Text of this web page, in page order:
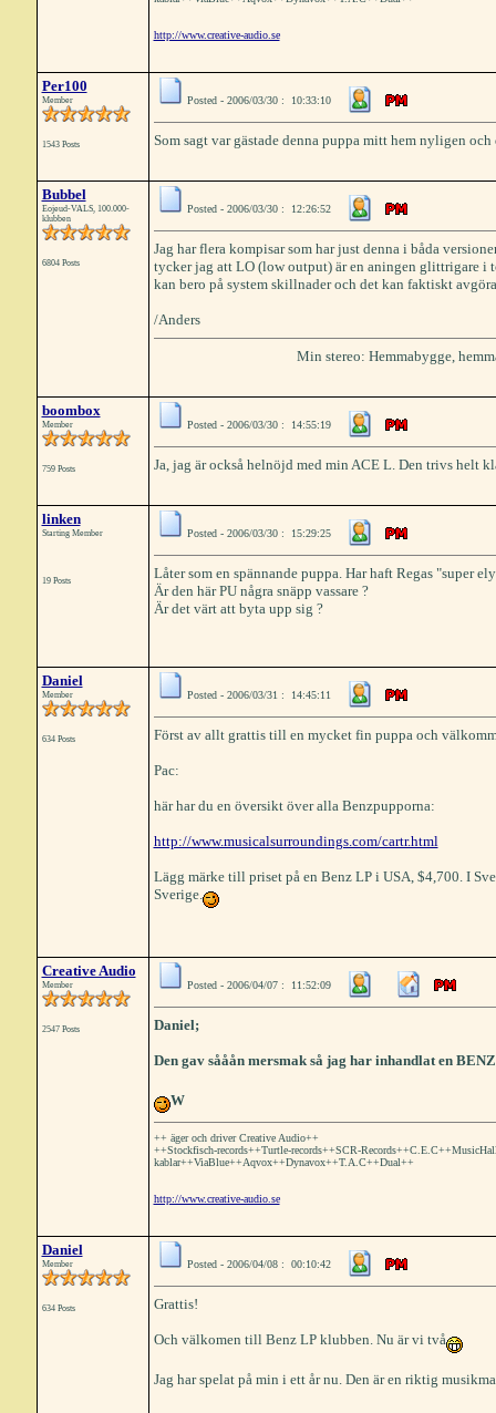
http://www.creative-audio.se
Per100
Member
1543 Posts
Posted - 2006/03/30 : 10:33:10
Som sagt var gästade denna puppa mitt hem nyligen
Bubbel
Eojeud-VALS, 100.000-
klubben
6804 Posts
Posted - 2006/03/30 : 12:26:52
Jag har flera kompisar som har just denna i båda
tycker jag att LO (low output) är en aningen glittrigare i
kan bero på system skillnader och det kan faktiskt
/Anders
Min stereo: Hemmabygge,
boombox
Member
759 Posts
Posted - 2006/03/30 : 14:55:19
Ja, jag är också helnöjd med min ACE L. Den trivs helt
linken
Starting Member
19 Posts
Posted - 2006/03/30 : 15:29:25
Låter som en spännande puppa. Har haft Regas "super
Är den här PU några snäpp vassare ?
Är det värt att byta upp sig ?
Daniel
Member
634 Posts
Posted - 2006/03/31 : 14:45:11
Först av allt grattis till en mycket fin puppa och
Pac:
här har du en översikt över alla Benzpupporna:
http://www.musicalsurroundings.com/cartr.html
Lägg märke till priset på en Benz LP i USA, $4,700. I
Sverige.
Creative Audio
Member
2547 Posts
Posted - 2006/04/07 : 11:52:09
Daniel;
Den gav sååån mersmak så jag har inhandlat en
W
++ äger och driver Creative Audio++
++Stockfisch-records++Turtle-records++SCR-
kablar++ViaBlue++Aqvox++Dynavox++T.A.C++Dual++
http://www.creative-audio.se
Daniel
Member
634 Posts
Posted - 2006/04/08 : 00:10:42
Grattis!
Och välkomen till Benz LP klubben. Nu är vi två
Jag har spelat på min i ett år nu. Den är en riktig